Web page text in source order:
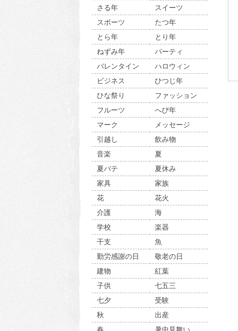
さる年
スイーツ
スポーツ
たつ年
とら年
とり年
ねずみ年
パーティ
バレンタイン
ハロウィン
ビジネス
ひつじ年
ひな祭り
ファッション
フルーツ
へび年
マーク
メッセージ
引越し
飲み物
音楽
夏
夏バテ
夏休み
家具
家族
花
花火
介護
海
学校
楽器
干支
魚
勤労感謝の日
敬老の日
建物
紅葉
子供
七五三
七夕
受験
秋
出産